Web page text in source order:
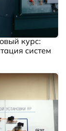
курс:
систем